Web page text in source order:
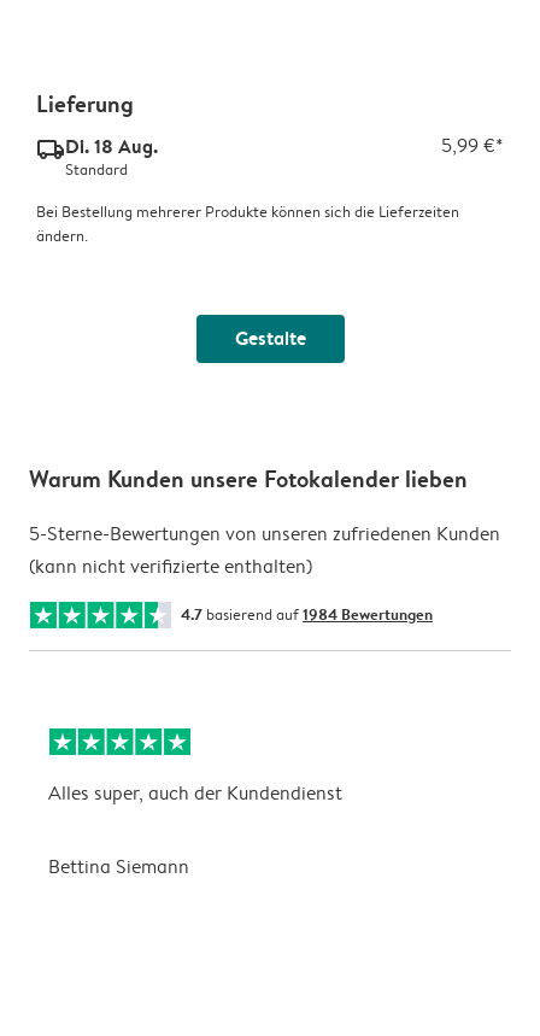
Lieferung
delivery_standard_v2Di. 18 Aug. 5,99 €*
Standard
Bei Bestellung mehrerer Produkte können sich die Lieferzeiten
ändern.
Gestalte
Warum Kunden unsere Fotokalender lieben
5-Sterne-Bewertungen von unseren zufriedenen Kunden
(kann nicht verifizierte enthalten)
4.7 basierend auf1984 Bewertungen
Alles super, auch der Kundendienst
Bettina Siemann